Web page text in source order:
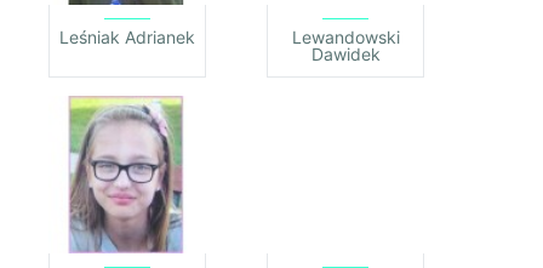
Leśniak Adrianek
Lewandowski
Dawidek